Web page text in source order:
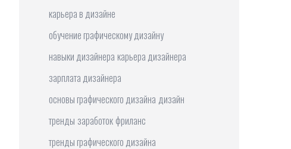
карьера в дизайне
обучение графическому дизайну
навыки дизайнера карьера дизайнера
зарплата дизайнера
основы графического дизайна дизайн
тренды заработок фриланс
тренды графического дизайна